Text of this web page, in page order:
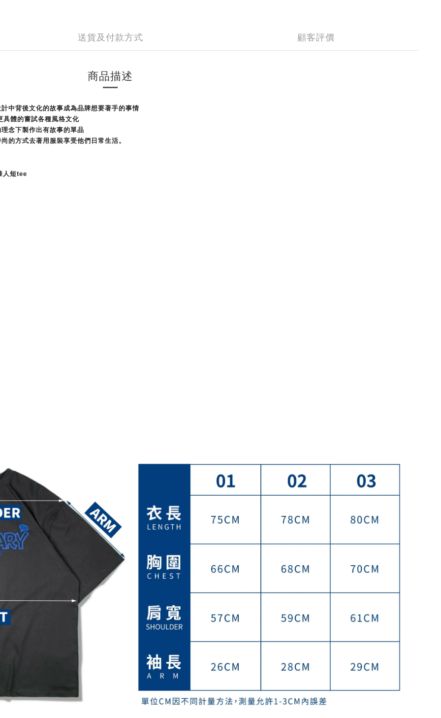
送貨及付款方式 顧客評價
商品描述
中背後文化的故事成為品牌想要著手的事情
具體的嘗試各種風格文化
念下製作出有故事的單品
的方式去著用服裝享受他們日常生活。
人短tee